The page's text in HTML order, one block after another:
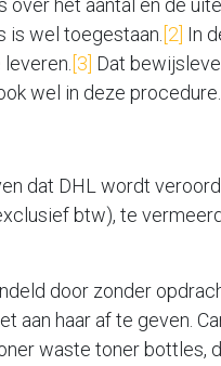
het aantal en de
is wel toegestaan. [2] In
[3] Dat
wel in deze procedure.
dat DHL wordt
btw), te
door zonder
aan haar af te geven.
waste toner bottles,